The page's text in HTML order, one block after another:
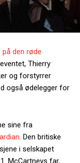
den røde
Thierry
og forstyrrer
også ødelegger for
sine fra
. Den britiske
i selskapet
McCartneys far,